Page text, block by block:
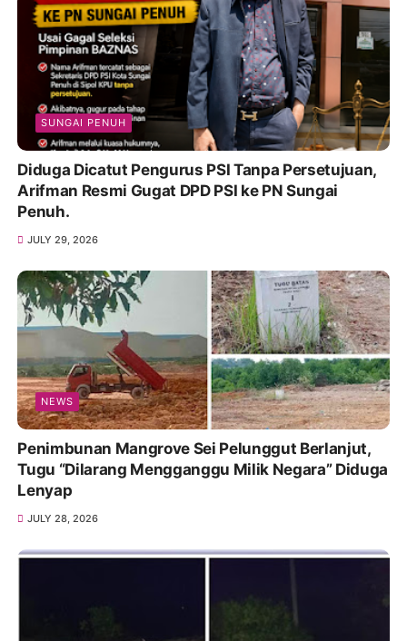
SUNGAI PENUH
Diduga Dicatut Pengurus PSI Tanpa Persetujuan,
Arifman Resmi Gugat DPD PSI ke PN Sungai
Penuh.
JULY 29, 2026
NEWS
Penimbunan Mangrove Sei Pelunggut Berlanjut,
Tugu “Dilarang Mengganggu Milik Negara” Diduga
Lenyap
JULY 28, 2026